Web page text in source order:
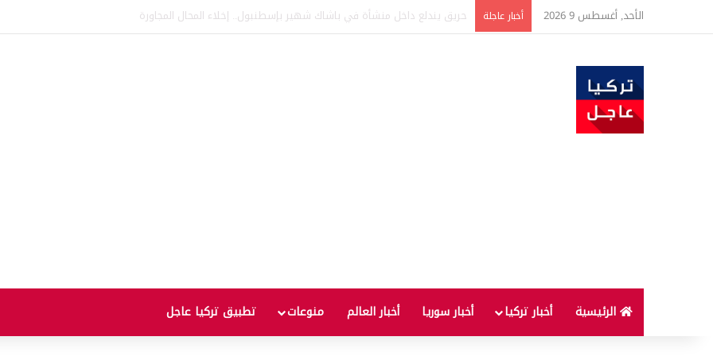
الأحد, أغسطس 9 2026 أخبار عاجلة بعد 22 شهراً.. الصين تنفذ أقوى عملية شراء للذهب منذ أكتوبر 2023
الرئيسية أخبار تركيا أخبار سوريا أخبار العالم منوعات تطبيق تركيا عاجل